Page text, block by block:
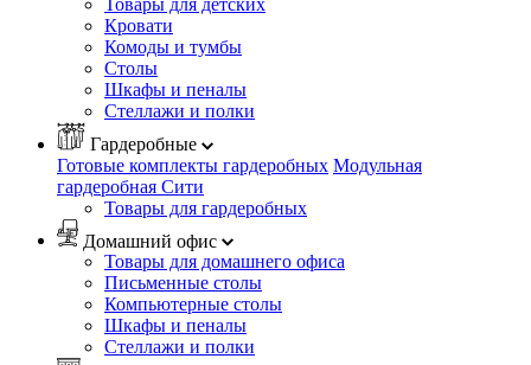
Кровати
Комоды и тумбы
Столы
Шкафы и пеналы
Стеллажи и полки
Гардеробные
Готовые комплекты гардеробных Модульная
гардеробная Сити
Товары для гардеробных
Домашний офис
Товары для домашнего офиса
Письменные столы
Компьютерные столы
Шкафы и пеналы
Стеллажи и полки